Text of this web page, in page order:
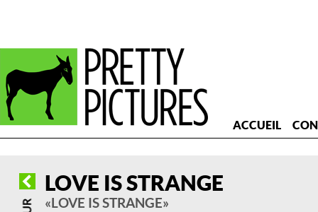
ACCUEIL
LOVE IS STRANGE
« LOVE IS STRANGE »